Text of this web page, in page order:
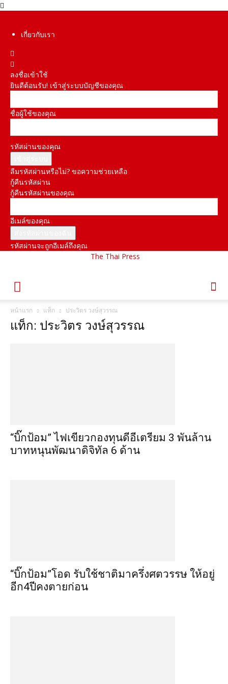
เกี่ยวกับเรา
ลงชื่อเข้าใช้
ยินดีต้อนรับ! เข้าสู่ระบบบัญชีของคุณ
ชื่อผู้ใช้ของคุณ
รหัสผ่านของคุณ
ลืมรหัสผ่านหรือไม่? ขอความช่วยเหลือ
กู้คืนรหัสผ่าน
กู้คืนรหัสผ่านของคุณ
อีเมล์ของคุณ
รหัสผ่านจะถูกอีเมล์ถึงคุณ
The Thai Press
หน้าแรก แท็ก ประวิตร วงษ์สุวรรณ
แท็ก: ประวิตร วงษ์สุวรรณ
“บิ๊กป้อม” ไฟเขียวกองทุนดีอีเตรียม 3 พันล้าน
บาทหนุนพัฒนาดิจิทัล 6 ด้าน
“บิ๊กป้อม”โอด รับใช้ชาติมาครึ่งศตวรรษ ให้อยู่
อีก4ปีคงตายก่อน